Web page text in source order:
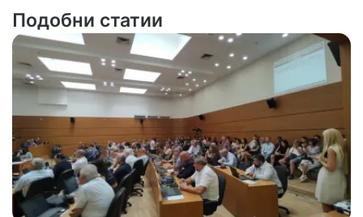
Подобни статии